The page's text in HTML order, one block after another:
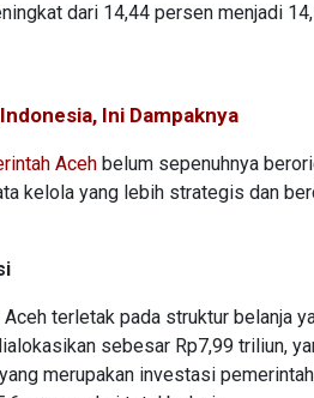
dari 14,44 persen menjadi
Ini Dampaknya
Aceh belum sepenuhnya
kelola yang lebih strategis dan
terletak pada struktur belanja
sebesar Rp7,99 triliun,
merupakan investasi